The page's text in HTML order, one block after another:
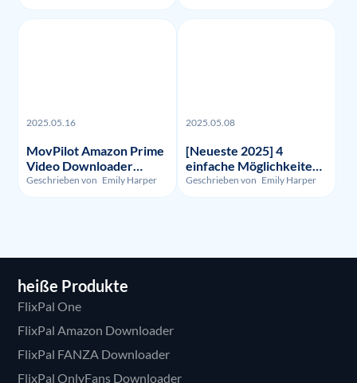
herunter?
2025.05.16
MovPilot Amazon Prime
Video Downloader
Bewertung - Illegalität,
Nutzung und Preis
Geschrieben von Emily Harper
2025.05.08
[Neueste 2025] 4
einfache Möglichkeiten,
um HBO Max
aufzunehmen
Geschrieben von Emily Harper
heiße Produkte
FlixPal One
FlixPal Amazon Downloader
FlixPal FANZA Downloader
FlixPal OnlyFans Downloader